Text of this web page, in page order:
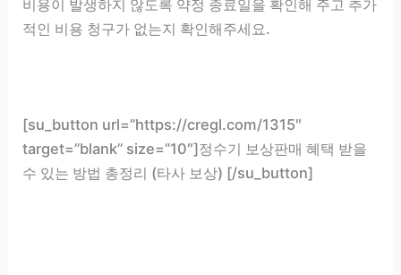
비용이 발생하지 않도록 약정 종료일을 확인해 주고 추가
적인 비용 청구가 없는지 확인해주세요.
[su_button url=”https://cregl.com/1315″
target=”blank” size=”10″]정수기 보상판매 혜택 받을
수 있는 방법 총정리 (타사 보상) [/su_button]